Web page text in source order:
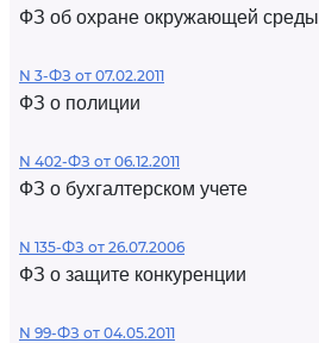
ФЗ об охране окружающей среды
N 3-ФЗ от 07.02.2011
ФЗ о полиции
N 402-ФЗ от 06.12.2011
ФЗ о бухгалтерском учете
N 135-ФЗ от 26.07.2006
ФЗ о защите конкуренции
N 99-ФЗ от 04.05.2011